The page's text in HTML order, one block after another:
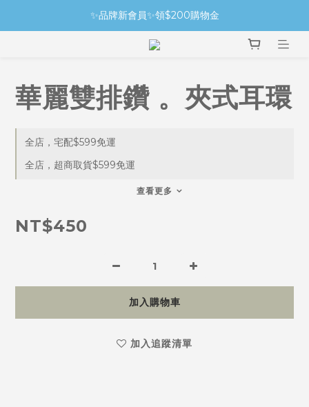
✨品牌新會員✨領$200購物金
華麗雙排鑽 。夾式耳環
全店，宅配$599免運
全店，超商取貨$599免運
查看更多
NT$450
加入購物車
加入追蹤清單